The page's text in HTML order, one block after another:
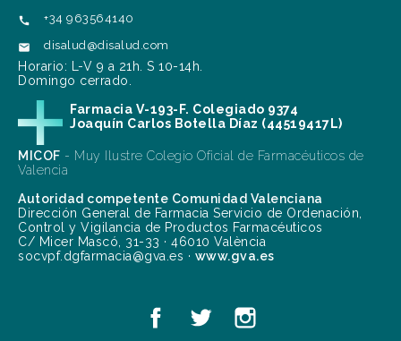
 +34 963564140
 disalud@disalud.com
Horario: L-V 9 a 21h. S 10-14h.
Domingo cerrado.
Farmacia V-193-F. Colegiado 9374
Joaquín Carlos Botella Díaz (44519417L)
MICOF - Muy Ilustre Colegio Oficial de Farmacéuticos de
Valencia
Autoridad competente Comunidad Valenciana
Dirección General de Farmacia Servicio de Ordenación,
Control y Vigilancia de Productos Farmacéuticos
C/ Micer Mascó, 31-33 · 46010 València
socvpf.dgfarmacia@gva.es · www.gva.es